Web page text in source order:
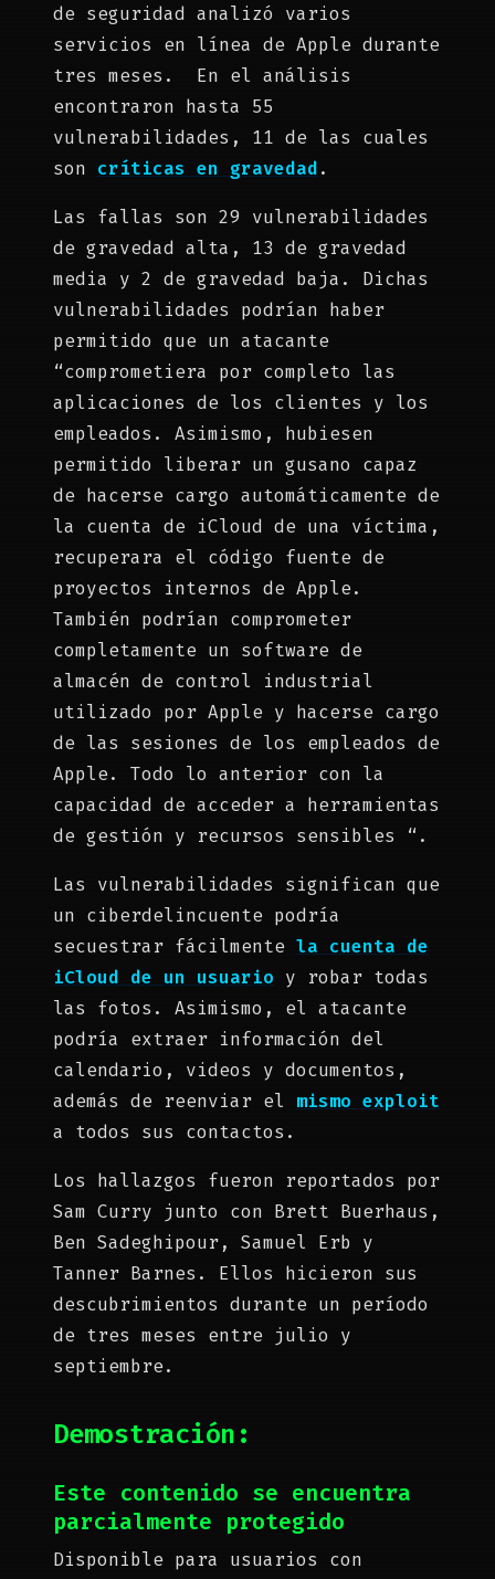
de seguridad analizó varios
servicios en línea de Apple durante
tres meses. En el análisis
encontraron hasta 55
vulnerabilidades, 11 de las cuales
son críticas en gravedad.
Las fallas son 29 vulnerabilidades
de gravedad alta, 13 de gravedad
media y 2 de gravedad baja. Dichas
vulnerabilidades podrían haber
permitido que un atacante
“comprometiera por completo las
aplicaciones de los clientes y los
empleados. Asimismo, hubiesen
permitido liberar un gusano capaz
de hacerse cargo automáticamente de
la cuenta de iCloud de una víctima,
recuperara el código fuente de
proyectos internos de Apple.
También podrían comprometer
completamente un software de
almacén de control industrial
utilizado por Apple y hacerse cargo
de las sesiones de los empleados de
Apple. Todo lo anterior con la
capacidad de acceder a herramientas
de gestión y recursos sensibles “.
Las vulnerabilidades significan que
un ciberdelincuente podría
secuestrar fácilmente la cuenta de
iCloud de un usuario y robar todas
las fotos. Asimismo, el atacante
podría extraer información del
calendario, videos y documentos,
además de reenviar el mismo exploit
a todos sus contactos.
Los hallazgos fueron reportados por
Sam Curry junto con Brett Buerhaus,
Ben Sadeghipour, Samuel Erb y
Tanner Barnes. Ellos hicieron sus
descubrimientos durante un período
de tres meses entre julio y
septiembre.
Demostración:
Este contenido se encuentra
parcialmente protegido
Disponible para usuarios con